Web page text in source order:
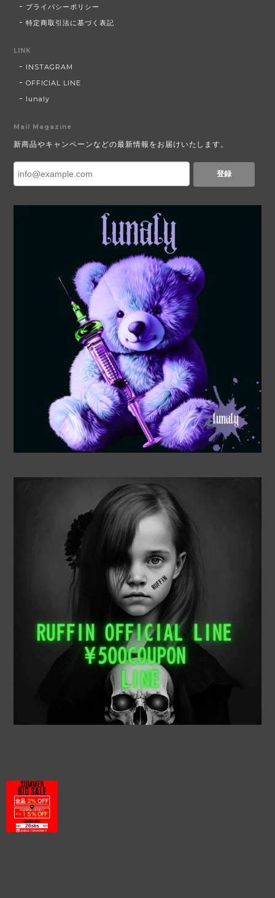
プライバシーポリシー
特定商取引法に基づく表記
LINK
INSTAGRAM
OFFICIAL LINE
lunaly
Mail Magazine
新商品やキャンペーンなどの最新情報をお届けいたします。
登録